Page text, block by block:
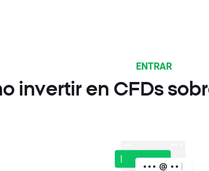
ENTRAR
invertir en CFDs